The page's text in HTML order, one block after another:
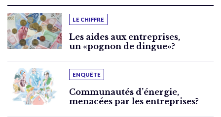
LE CHIFFRE
Les aides aux entreprises,
un «pognon de dingue»?
ENQUÊTE
Communautés d’énergie,
menacées par les entreprises?